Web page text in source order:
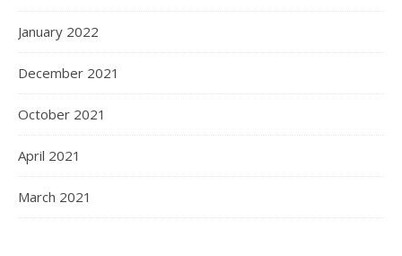
January 2022
December 2021
October 2021
April 2021
March 2021